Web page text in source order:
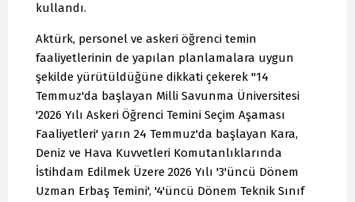
kullandı.
Aktürk, personel ve askeri öğrenci temin
faaliyetlerinin de yapılan planlamalara uygun
şekilde yürütüldüğüne dikkati çekerek "14
Temmuz'da başlayan Milli Savunma Üniversitesi
'2026 Yılı Askeri Öğrenci Temini Seçim Aşaması
Faaliyetleri' yarın 24 Temmuz'da başlayan Kara,
Deniz ve Hava Kuvvetleri Komutanlıklarında
İstihdam Edilmek Üzere 2026 Yılı '3'üncü Dönem
Uzman Erbaş Temini', '4'üncü Dönem Teknik Sınıf